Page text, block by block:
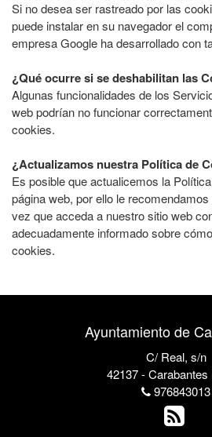
Si no desea ser rastreado por las
puede instalar en su navegador el
empresa Google ha desarrollado con
¿Qué ocurre si se deshabilitan las
Algunas funcionalidades de los
web podrían no funcionar
cookies.
¿Actualizamos nuestra Política de
Es posible que actualicemos la
página web, por ello le
vez que acceda a nuestro sitio web
adecuadamente informado sobre
cookies.
Ayuntamiento de
C/ Real, s/n
42137 - Carabantes
976843013